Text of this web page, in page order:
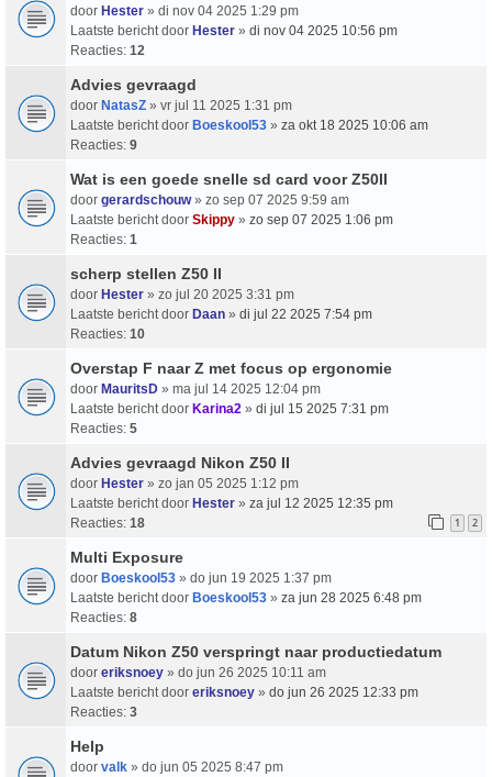
door Hester » di nov 04 2025 1:29 pm
Laatste bericht door Hester » di nov 04 2025 10:56 pm
Reacties: 12
Advies gevraagd
door NatasZ » vr jul 11 2025 1:31 pm
Laatste bericht door Boeskool53 » za okt 18 2025 10:06 am
Reacties: 9
Wat is een goede snelle sd card voor Z50II
door gerardschouw» zo sep 07 2025 9:59 am
Laatste bericht door Skippy » zo sep 07 2025 1:06 pm
Reacties: 1
scherp stellen Z50 II
door Hester » zo jul 20 2025 3:31 pm
Laatste bericht door Daan » di jul 22 2025 7:54 pm
Reacties: 10
Overstap F naar Z met focus op ergonomie
door MauritsD » ma jul 14 2025 12:04 pm
Laatste bericht door Karina2 » di jul 15 2025 7:31 pm
Reacties: 5
Advies gevraagd Nikon Z50 II
door Hester » zo jan 05 2025 1:12 pm
Laatste bericht door Hester » za jul 12 2025 12:35 pm
Reacties: 18 1 2
Multi Exposure
door Boeskool53 » do jun 19 2025 1:37 pm
Laatste bericht door Boeskool53 » za jun 28 2025 6:48 pm
Reacties: 8
Datum Nikon Z50 verspringt naar productiedatum
door eriksnoey » do jun 26 2025 10:11 am
Laatste bericht door eriksnoey » do jun 26 2025 12:33 pm
Reacties: 3
Help
door valk » do jun 05 2025 8:47 pm